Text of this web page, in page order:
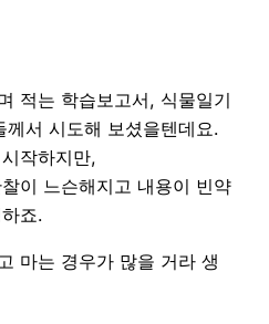
적는 학습보고서, 식물일기
서 시도해 보셨을텐데요.
작하지만,
이 느슨해지고 내용이 빈약
죠.
마는 경우가 많을 거라 생